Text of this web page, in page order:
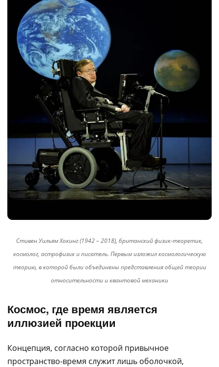
Стивен Уильям Хокинг (1942 – 2018), британский физик-теоретик,
космолог, астрофизик и писатель. Первым изложил космологическую
теорию, в которой были объединены представления общей теории
относительности и квантовой механики
Космос, где время является
иллюзией проекции
Концепция, согласно которой привычное
пространство-время служит лишь оболочкой,